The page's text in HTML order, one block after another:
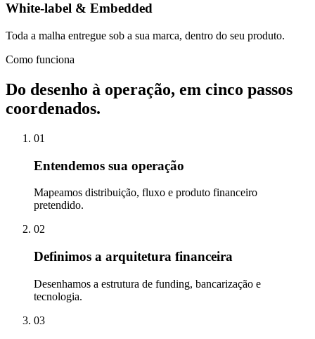
White-label & Embedded
Toda a malha entregue sob a sua marca, dentro do seu produto.
Como funciona
Do desenho à operação, em cinco passos
coordenados.
01
Entendemos sua operação
Mapeamos distribuição, fluxo e produto financeiro
pretendido.
02
Definimos a arquitetura financeira
Desenhamos a estrutura de funding, bancarização e
tecnologia.
03